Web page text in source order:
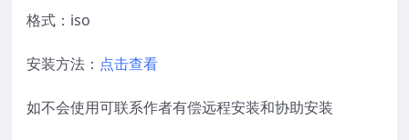
格式：iso
安装方法： 点击查看
如不会使用可联系作者有偿远程安装和协助安装